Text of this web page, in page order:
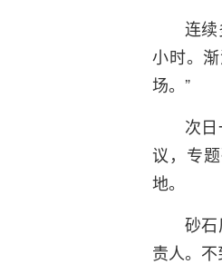
连
小时。
场。”
次
议，专
地。
砂
责人。不